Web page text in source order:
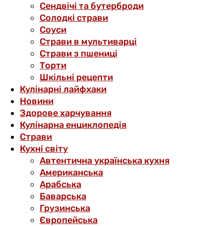
Сендвічі та бутерброди
Солодкі страви
Соуси
Страви в мультиварці
Страви з пшениці
Торти
Шкільні рецепти
Кулінарні лайфхаки
Новини
Здорове харчування
Кулінарна енциклопедія
Страви
Кухні світу
Автентична українська кухня
Американська
Арабська
Баварська
Грузинська
Європейська